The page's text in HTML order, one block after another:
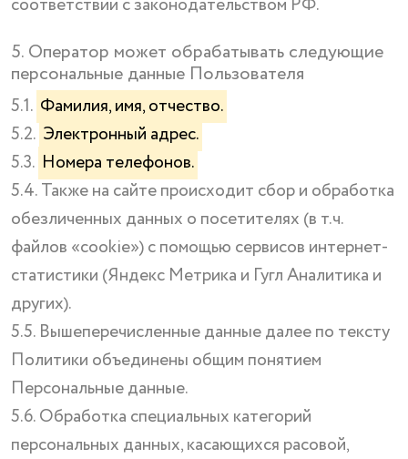
соответствии с законодательством РФ.
5. Оператор может обрабатывать следующие
персональные данные Пользователя
5.1. Фамилия, имя, отчество.
5.2. Электронный адрес.
5.3. Номера телефонов.
5.4. Также на сайте происходит сбор и обработка
обезличенных данных о посетителях (в т.ч.
файлов «cookie») с помощью сервисов интернет-
статистики (Яндекс Метрика и Гугл Аналитика и
других).
5.5. Вышеперечисленные данные далее по тексту
Политики объединены общим понятием
Персональные данные.
5.6. Обработка специальных категорий
персональных данных, касающихся расовой,